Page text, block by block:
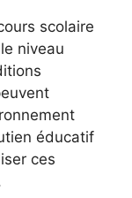
scolaire
niveau
éducatif
ces